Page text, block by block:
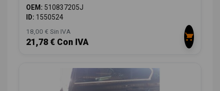
OEM: 510837205J
ID: 1550524
18,00 € Sin IVA
21,78 € Con IVA